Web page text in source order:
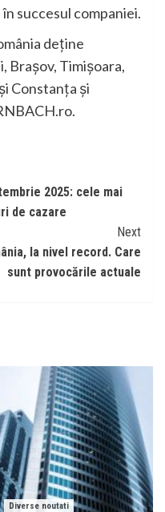
succesul companiei.
deține
Brașov, Timișoara,
Constanța și
2025: cele mai
de cazare
Next
la nivel record. Care
sunt provocările actuale
Diverse noutati